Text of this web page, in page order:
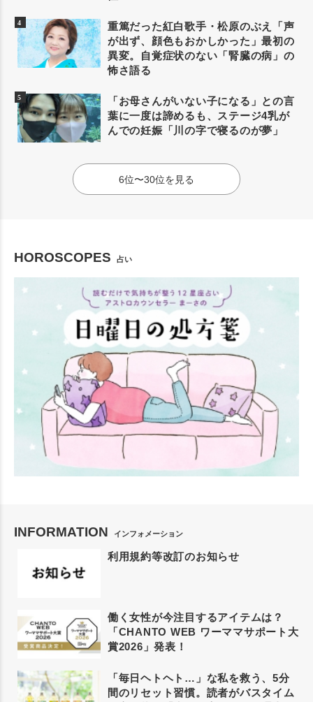
重篤だった紅白歌手・松原のぶえ「声
が出ず、顔色もおかしかった」最初の
異変。自覚症状のない「腎臓の病」の
怖さ語る
「お母さんがいない子になる」との言
葉に一度は諦めるも、ステージ4乳が
んでの妊娠「川の字で寝るのが夢」
6位〜30位を見る
HOROSCOPES 占い
INFORMATION インフォメーション
利用規約等改訂のお知らせ
働く女性が今注目するアイテムは？
「CHANTO WEB ワーママサポート大
賞2026」発表！
「毎日ヘトヘト…」な私を救う、5分
間のリセット習慣。読者がバスタイム